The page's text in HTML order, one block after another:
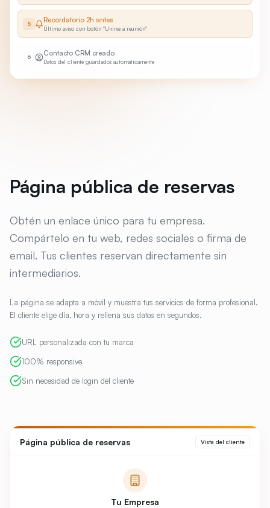
5 Recordatorio 2h antes
Último aviso con botón "Unirse a reunión"
6 Contacto CRM creado
Datos del cliente guardados automáticamente
Página pública de reservas Vista del cliente
Tu Empresa
Página pública de reservas
Obtén un enlace único para tu empresa.
Compártelo en tu web, redes sociales o firma de
email. Tus clientes reservan directamente sin
intermediarios.
La página se adapta a móvil y muestra tus servicios de forma profesional.
El cliente elige día, hora y rellena sus datos en segundos.
URL personalizada con tu marca
100% responsive
Sin necesidad de login del cliente